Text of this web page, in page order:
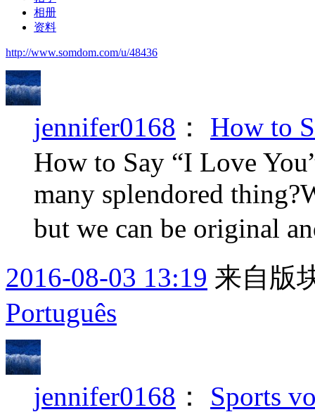
相册
资料
http://www.somdom.com/u/48436
jennifer0168 ： How to
How to Say “I Love
many splendored
but we can be original
2016-08-03 13:19 来自版
Português
jennifer0168 ： Sports